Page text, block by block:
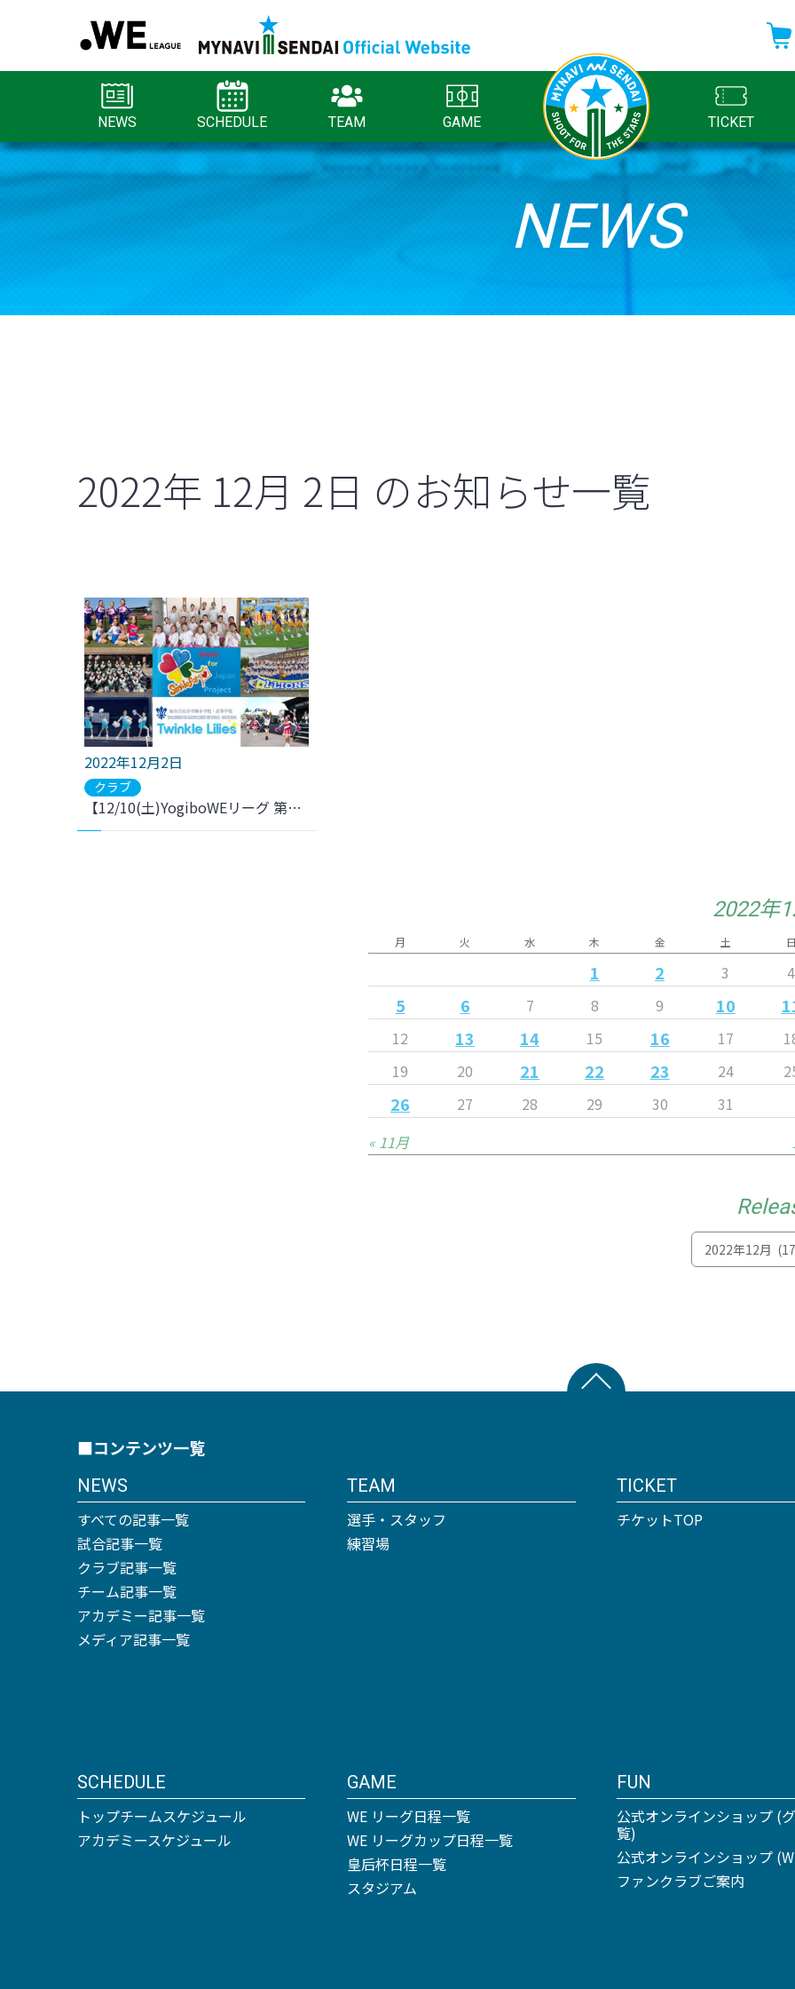
NEWS SCHEDULE TEAM GAME TICKET
NEWS
2022年 12月 2日 のお知らせ一覧
2022年12月2日
クラブ
【12/10(土)YogiboWEリーグ 第6節 千葉L戦】マイナビ仙台レディース×東北チアプロジェクト チアフェス開催のお知らせ
2022年
月 火 水 木 金 土 日
1 2 3 4
5 6 7 8 9 10
12 13 14 15 16 17
19
20 21 22 23 24
26 27 28 29 30
31
« 11月
■コンテンツ一覧
NEWS
すべての記事一覧
試合記事一覧
クラブ記事一覧
チーム記事一覧
アカデミー記事一覧
メディア記事一覧
SCHEDULE
トップチームスケジュール
アカデミースケジュール
TEAM
選手・スタッフ
練習場
GAME
WE リーグ日程一覧
WE リーグカップ日程一覧
皇后杯日程一覧
スタジアム
TICKET
チケットTOP
FUN
公式オンラインショップ (
覧)
公式オンラインショップ
ファンクラブご案内